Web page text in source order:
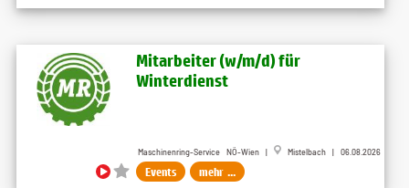
Mitarbeiter (w​/m​/d) für
Winterdienst
Maschinenring-Service NÖ-Wien | Mistelbach | 06.08.2026
Events mehr ...